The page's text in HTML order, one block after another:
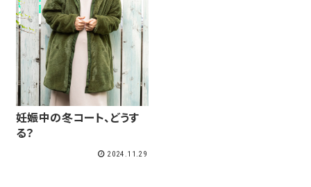
妊娠中の冬コート、どうす
る？
2024.11.29